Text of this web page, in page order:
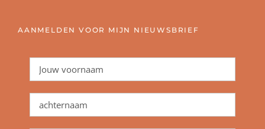
AANMELDEN VOOR MIJN NIEUWSBRIEF